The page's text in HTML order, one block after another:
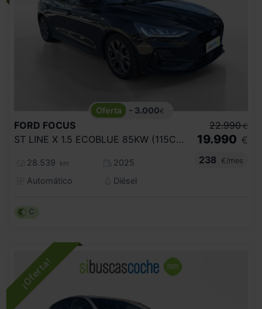
- 3.000€
FORD FOCUS
ST LINE X 1.5 ECOBLUE 85KW (115CV) AUTO
28.539 km
2025
Automático
Diésel
22.990 €
19.990 €
238
€/mes
C